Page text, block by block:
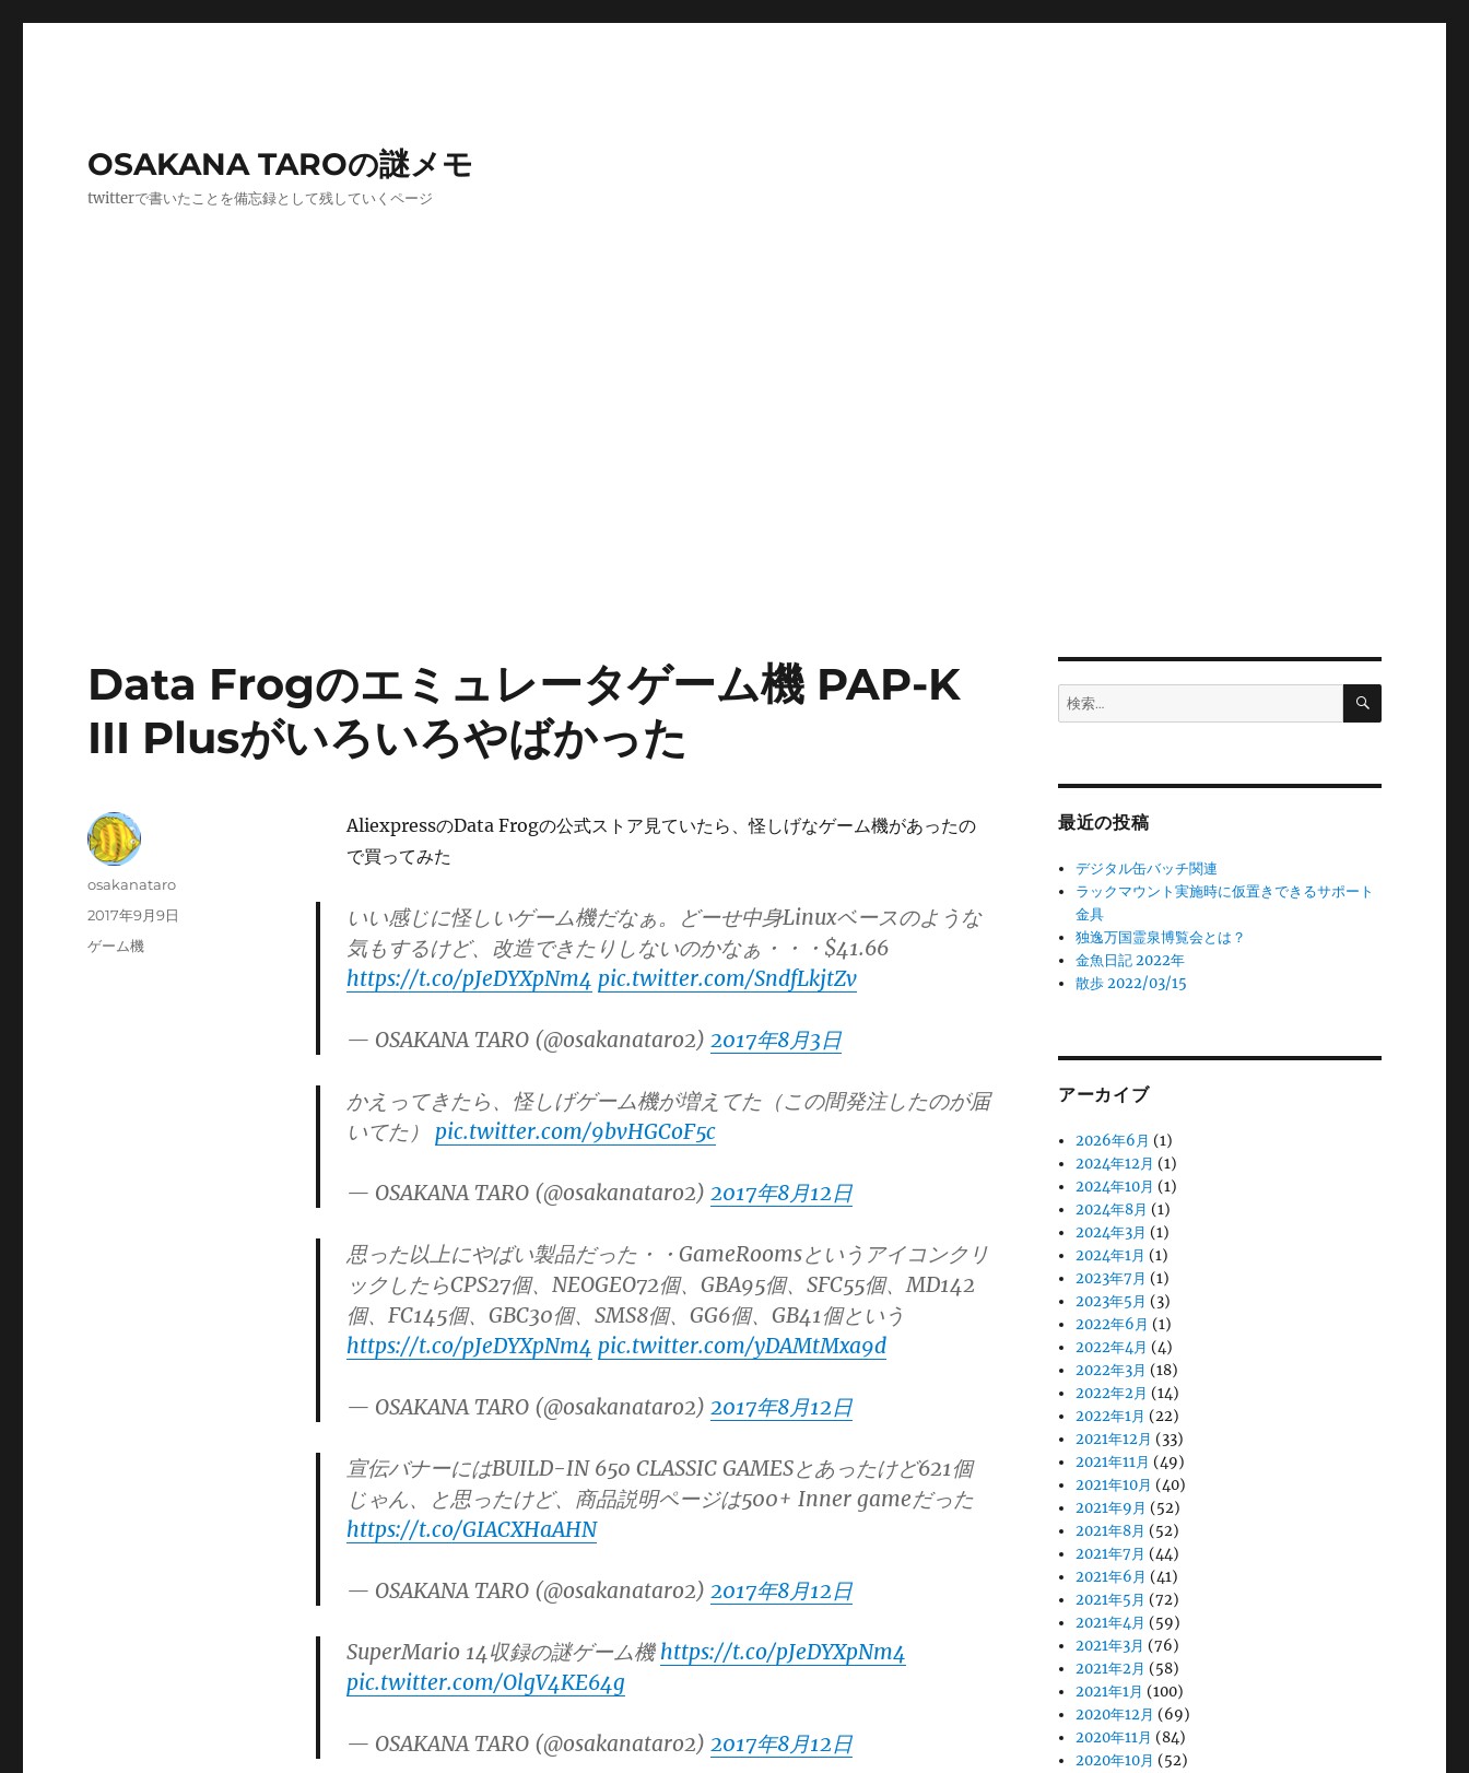
OSAKANA TAROの謎メモ
twitterで書いたことを備忘録として残していくページ
Data Frogのエミュレータゲーム機 PAP-K
III Plusがいろいろやばかった
AliexpressのData Frogの公式ストア見ていたら、怪しげなゲーム機があったの
で買ってみた
いい感じに怪しいゲーム機だなぁ。どーせ中身Linuxベースのような
気もするけど、改造できたりしないのかなぁ・・・$41.66
https://t.co/pJeDYXpNm4 pic.twitter.com/SndfLkjtZv
— OSAKANA TARO (@osakanataro2) 2017年8月3日
かえってきたら、怪しげゲーム機が増えてた（この間発注したのが届
いてた） pic.twitter.com/9bvHGCoF5c
— OSAKANA TARO (@osakanataro2) 2017年8月12日
思った以上にやばい製品だった・・GameRoomsというアイコンクリ
ックしたらCPS27個、NEOGEO72個、GBA95個、SFC55個、MD142
個、FC145個、GBC30個、SMS8個、GG6個、GB41個という
https://t.co/pJeDYXpNm4 pic.twitter.com/yDAMtMxa9d
— OSAKANA TARO (@osakanataro2) 2017年8月12日
宣伝バナーにはBUILD-IN 650 CLASSIC GAMESとあったけど621個
じゃん、と思ったけど、商品説明ページは500+ Inner gameだった
https://t.co/GIACXHaAHN
— OSAKANA TARO (@osakanataro2) 2017年8月12日
SuperMario 14収録の謎ゲーム機 https://t.co/pJeDYXpNm4
pic.twitter.com/OlgV4KE64g
— OSAKANA TARO (@osakanataro2) 2017年8月12日
投
osakanataro
投
稿
2017年9月9日
カ
ゲーム機
検
索:
検
最近の投稿
デジタル缶バッチ関連
ラックマウント実施時に仮置きできるサポート
金具
独逸万国霊泉博覧会とは？
金魚日記 2022年
散歩 2022/03/15
アーカイブ
2026年6月 (1)
2024年12月 (1)
2024年10月 (1)
2024年8月 (1)
2024年3月 (1)
2024年1月 (1)
2023年7月 (1)
2023年5月 (3)
2022年6月 (1)
2022年4月 (4)
2022年3月 (18)
2022年2月 (14)
2022年1月 (22)
2021年12月 (33)
2021年11月 (49)
2021年10月 (40)
2021年9月 (52)
2021年8月 (52)
2021年7月 (44)
2021年6月 (41)
2021年5月 (72)
2021年4月 (59)
2021年3月 (76)
2021年2月 (58)
2021年1月 (100)
2020年12月 (69)
2020年11月 (84)
2020年10月 (52)